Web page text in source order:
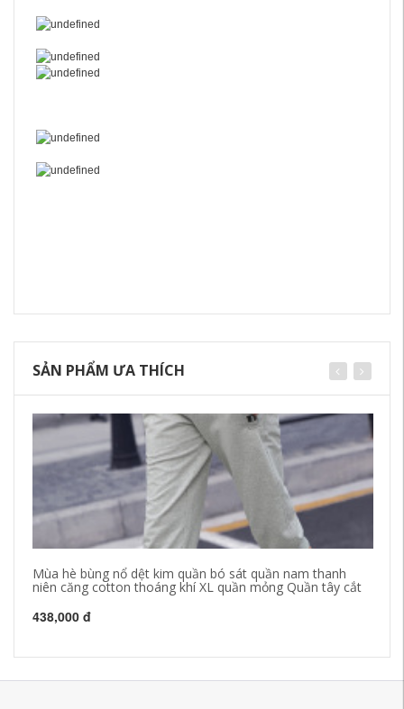
SẢN PHẨM ƯA THÍCH
Mùa hè bùng nổ dệt kim quần bó sát quần nam thanh
niên căng cotton thoáng khí XL quần mỏng Quần tây cắt
438,000 đ